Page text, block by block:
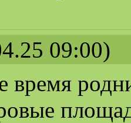
09:00)
время